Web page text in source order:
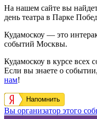
На нашем сайте вы
день театра в Парке
Кудамоскоу — это
событий Москвы.
Кудамоскоу в курсе всех
Если вы знаете о
нам!
Напомнить
Вы организатор этого